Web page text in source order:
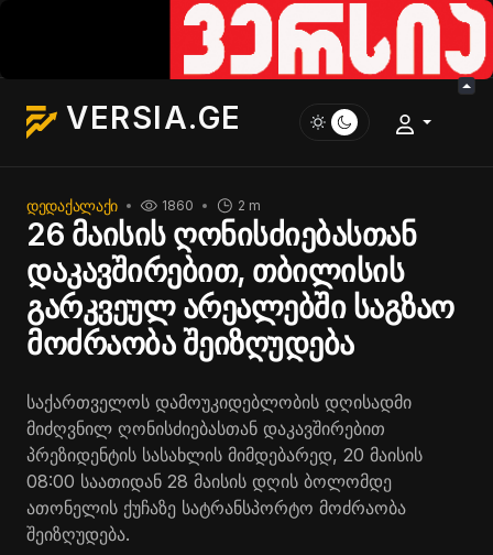
VERSIA.GE
ᲓᲔᲓᲐᲥᲐᲚᲐᲥᲘ 2 m
1860
26 მაისის ღონისძიებასთან
დაკავშირებით, თბილისის
გარკვეულ არეალებში საგზაო
მოძრაობა შეიზღუდება
საქართველოს დამოუკიდებლობის დღისადმი
მიძღვნილ ღონისძიებასთან დაკავშირებით
პრეზიდენტის სასახლის მიმდებარედ, 20 მაისის
08:00 საათიდან 28 მაისის დღის ბოლომდე
ათონელის ქუჩაზე სატრანსპორტო მოძრაობა
შეიზღუდება.